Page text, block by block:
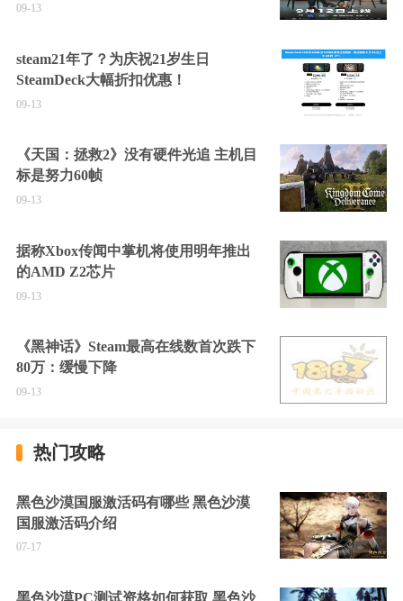
09-13
steam21年了？为庆祝21岁生日
SteamDeck大幅折扣优惠！
09-13
《天国：拯救2》没有硬件光追 主机目
标是努力60帧
09-13
据称Xbox传闻中掌机将使用明年推出
的AMD Z2芯片
09-13
《黑神话》Steam最高在线数首次跌下
80万：缓慢下降
09-13
热门攻略
黑色沙漠国服激活码有哪些 黑色沙漠
国服激活码介绍
07-17